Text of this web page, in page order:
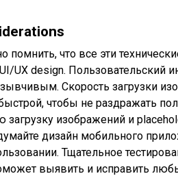
помнить, что все эти
UX design. Пользовательский
Скорость загрузки
чтобы не раздражать
загрузку изображений и
дизайн мобильного
Тщательное
выявить и исправить